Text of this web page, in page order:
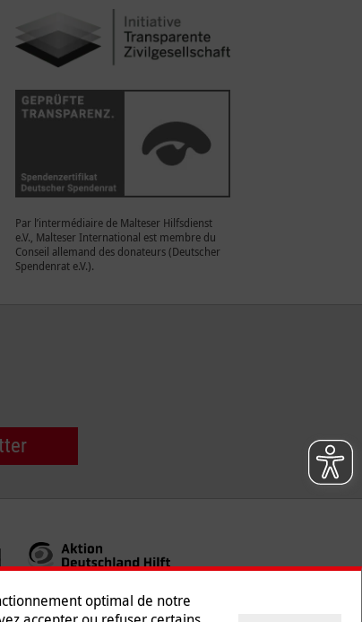
Par l’intermédiaire de Malteser Hilfsdienst
e.V., Malteser International est membre du
Conseil allemand des donateurs (Deutscher
Spendenrat e.V.).
optimal de notre